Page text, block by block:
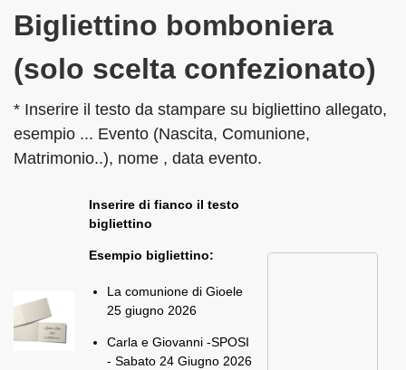
Bigliettino bomboniera
(solo scelta confezionato)
* Inserire il testo da stampare su bigliettino allegato,
esempio ... Evento (Nascita, Comunione,
Matrimonio..), nome , data evento.
Inserire di fianco il testo
bigliettino
Esempio bigliettino:
La comunione di Gioele
25 giugno 2026
Carla e Giovanni -SPOSI
- Sabato 24 Giugno 2026